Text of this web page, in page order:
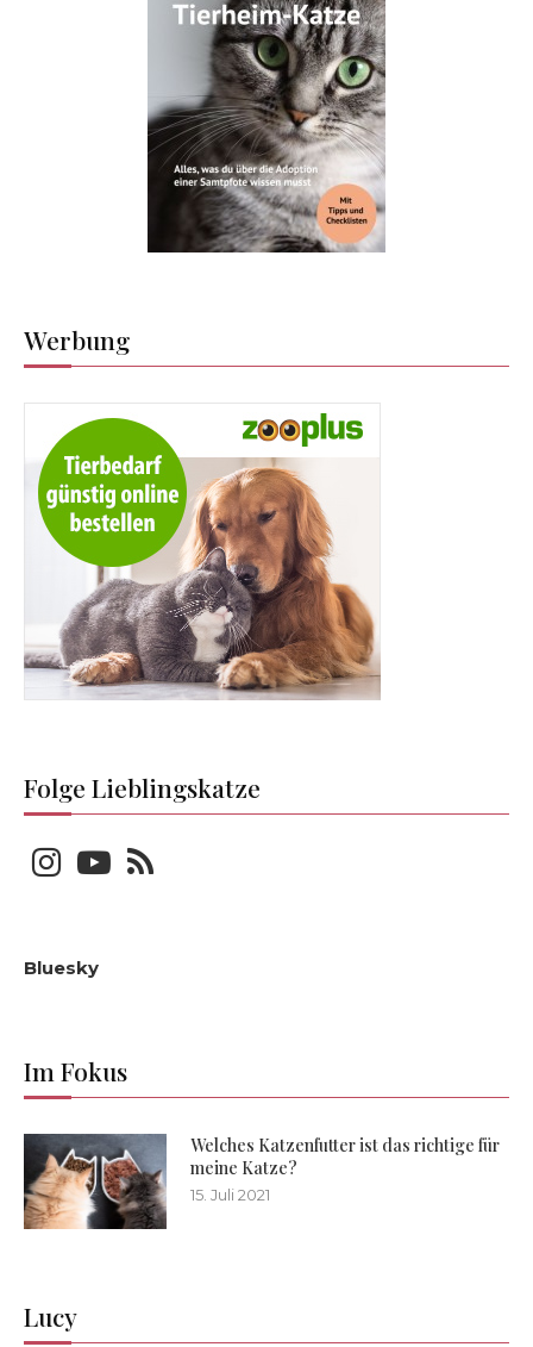
Werbung
Folge Lieblingskatze
Bluesky
Im Fokus
Welches Katzenfutter ist das richtige für
meine Katze?
15. Juli 2021
Lucy